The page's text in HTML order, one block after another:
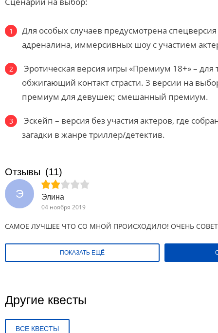
Для особых случаев предусмотрена
адреналина, иммерсивных шоу с участием
Эротическая версия игры «Премиум 18+» – для
обжигающий контакт страсти. 3 версии на
премиум для девушек; смешанный премиум.
Эскейп – версия без участия актеров, где
загадки в жанре триллер/детектив.
Отзывы (11)
Э
Элина
04 ноября 2019
САМОЕ ЛУЧШЕЕ ЧТО СО МНОЙ ПРОИСХОДИЛО! ОЧЕНЬ
ПОКАЗАТЬ ЕЩЁ
Другие квесты
ВСЕ КВЕСТЫ